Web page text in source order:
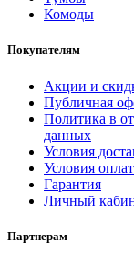
Комоды
Покупателям
Акции и
Публичная
Политика в
данных
Условия
Условия
Гарантия
Личный
Партнерам